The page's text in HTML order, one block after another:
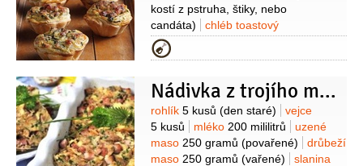
kostí z pstruha, štiky, nebo
candáta)
chléb toastový
6 plátků
2 decilitry
smetana zakysaná
1 svazek (mladá, čerstvá)
česnek
4 stroužky
petržel hladkolistá
Kategorie
Nádivka z trojího masa
Suroviny
rohlík 5 kusů (den staré)
vejce
5 kusů
mléko 200 mililitrů
uzené
maso 250 gramů (povařené)
drůbeží
maso 250 gramů (vařené)
slanina